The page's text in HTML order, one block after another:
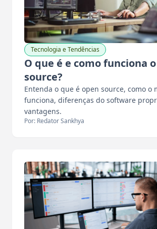
Tecnologia e Tendências
O que é e como funciona
source?
Entenda o que é open source, como o
funciona, diferenças do software
vantagens.
Por: Redator Sankhya